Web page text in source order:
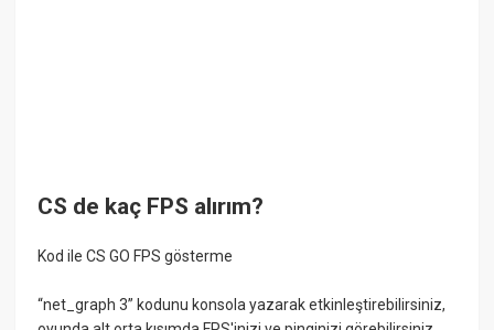
CS de kaç FPS alırım?
Kod ile CS GO FPS gösterme
“net_graph 3” kodunu konsola yazarak etkinleştirebilirsiniz,